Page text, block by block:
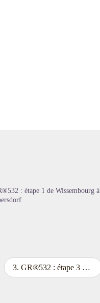
écran
: étape 1 de Wissembourg à
3.GR®532 : étape 3 d'Obersteinbach à l'Etang de Hanau